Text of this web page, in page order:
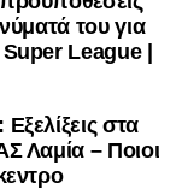
του για
League |
στα
Λαμία – Ποιοι